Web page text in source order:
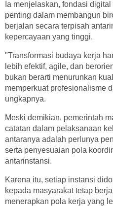
Ia menjelaskan, fondasi
penting dalam membangun
berjalan secara terpisah
kepercayaan yang tinggi.
"Transformasi budaya kerja
lebih efektif, agile, dan
bukan berarti menurunkan
memperkuat profesionalisme
ungkapnya.
Meski demikian, pemerintah
catatan dalam pelaksanaan
antaranya adalah perlunya
serta penyesuaian pola
antarinstansi.
Karena itu, setiap instansi
kepada masyarakat tetap
menerapkan pola kerja yang